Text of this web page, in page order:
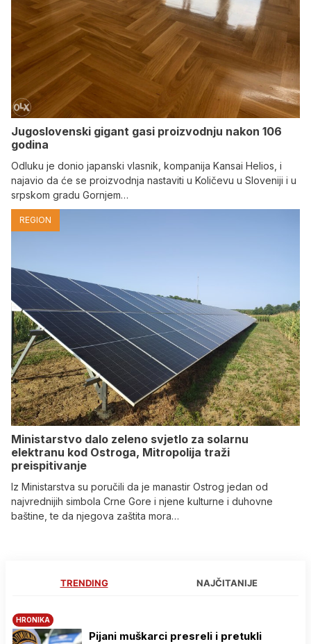
Jugoslovenski gigant gasi proizvodnju nakon 106
godina
Odluku je donio japanski vlasnik, kompanija Kansai Helios, i
najavio da će se proizvodnja nastaviti u Količevu u Sloveniji i u
srpskom gradu Gornjem…
REGION
Ministarstvo dalo zeleno svjetlo za solarnu
elektranu kod Ostroga, Mitropolija traži
preispitivanje
Iz Ministarstva su poručili da je manastir Ostrog jedan od
najvrednijih simbola Crne Gore i njene kulturne i duhovne
baštine, te da njegova zaštita mora…
TRENDING NAJČITANIJE
HRONIKA
Pijani muškarci presreli i pretukli